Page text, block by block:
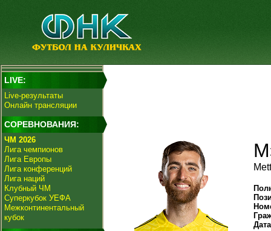
LIVE:
Live-результаты
Онлайн трансляции
СОРЕВНОВАНИЯ:
ЧМ 2026
Лига чемпионов
Лига Европы
Лига конференций
Лига наций
Клубный ЧМ
Суперкубок УЕФА
Межконтинентальный
кубок